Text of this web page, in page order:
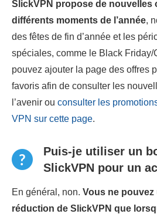
SlickVPN propose de nouvelles
différents moments de l’année,
des fêtes de fin d’année et les
spéciales, comme le Black Friday/
pouvez ajouter la page des offres
favoris afin de consulter les
l’avenir ou consulter les
VPN sur cette page.
Puis-je utiliser un
SlickVPN pour un
En général, non. Vous ne
réduction de SlickVPN que